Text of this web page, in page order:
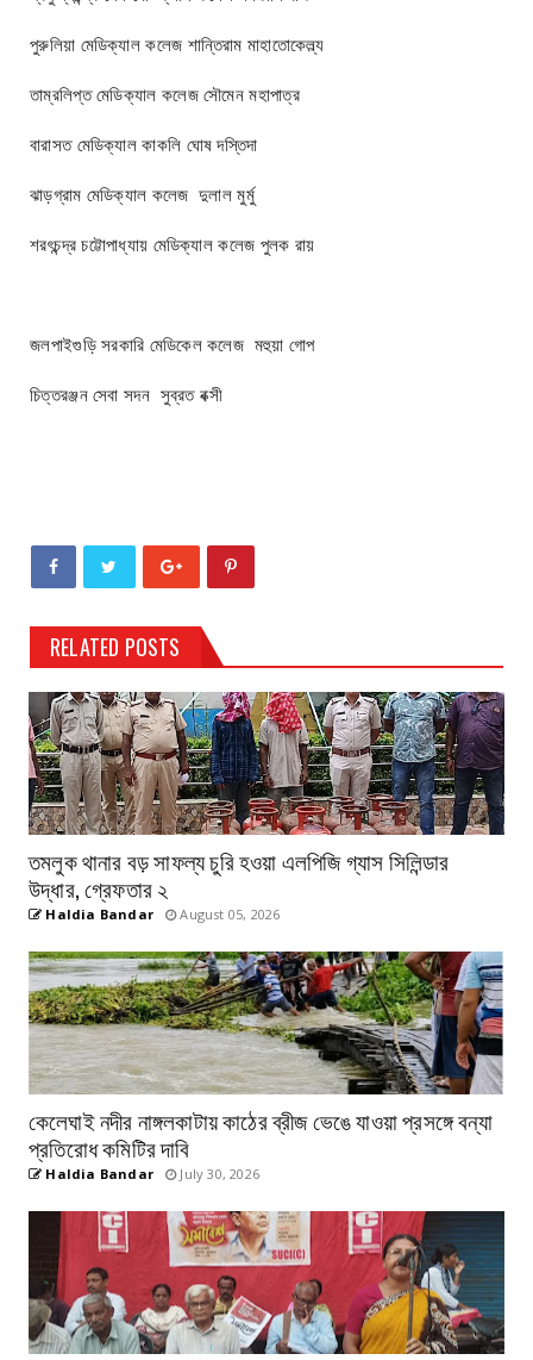
পুরুলিয়া মেডিক্যাল কলেজ শান্তিরাম মাহাতোকেল্ল্য
তাম্রলিপ্ত মেডিক্যাল কলেজ সৌমেন মহাপাত্র
বারাসত মেডিক্যাল কাকলি ঘোষ দস্তিদা
ঝাড়গ্রাম মেডিক্যাল কলেজ দুলাল মুর্মু
শরৎচন্দ্র চট্টোপাধ্যায় মেডিক্যাল কলেজ পুলক রায়
জলপাইগুড়ি সরকারি মেডিকেল কলেজ মহুয়া গোপ
চিত্তরঞ্জন সেবা সদন সুব্রত বক্সী
RELATED POSTS
তমলুক থানার বড় সাফল্য চুরি হওয়া এলপিজি গ্যাস সিলিন্ডার
উদ্ধার, গ্রেফতার ২
Haldia Bandar August 05, 2026
কেলেঘাই নদীর নাঙ্গলকাটায় কাঠের ব্রীজ ভেঙে যাওয়া প্রসঙ্গে বন্যা
প্রতিরোধ কমিটির দাবি
Haldia Bandar July 30, 2026